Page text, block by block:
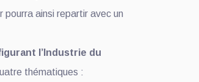
ainsi repartir avec un
l’Industrie du
thématiques :